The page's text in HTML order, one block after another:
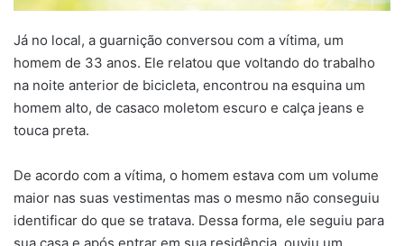
Já no local, a guarnição conversou com a vítima, um
homem de 33 anos. Ele relatou que voltando do trabalho
na noite anterior de bicicleta, encontrou na esquina um
homem alto, de casaco moletom escuro e calça jeans e
touca preta.
De acordo com a vítima, o homem estava com um volume
maior nas suas vestimentas mas o mesmo não conseguiu
identificar do que se tratava. Dessa forma, ele seguiu para